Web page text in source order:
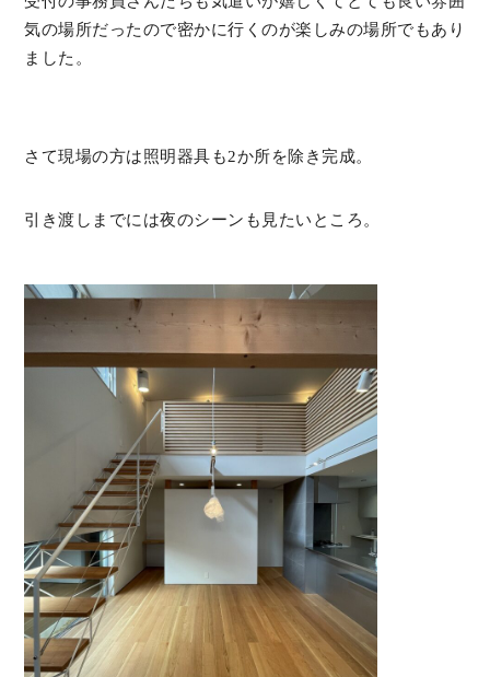
気の場所だったので密かに行くのが楽しみの場所でもあり
ました。
さて現場の方は照明器具も2か所を除き完成。
引き渡しまでには夜のシーンも見たいところ。